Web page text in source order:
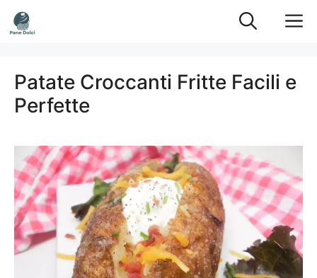
Vai
al
Patate Croccanti Fritte Facili e
Perfette